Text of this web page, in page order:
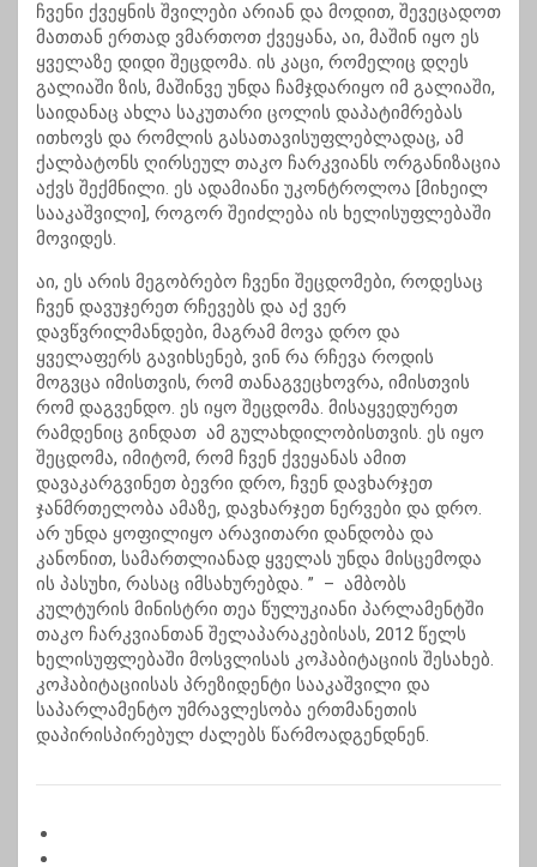
ჩვენი ქვეყნის შვილები არიან და მოდით, შევეცადოთ
მათთან ერთად ვმართოთ ქვეყანა, აი, მაშინ იყო ეს
ყველაზე დიდი შეცდომა. ის კაცი, რომელიც დღეს
გალიაში ზის, მაშინვე უნდა ჩამჯდარიყო იმ გალიაში,
საიდანაც ახლა საკუთარი ცოლის დაპატიმრებას
ითხოვს და რომლის გასათავისუფლებლადაც, ამ
ქალბატონს ღირსეულ თაკო ჩარკვიანს ორგანიზაცია
აქვს შექმნილი. ეს ადამიანი უკონტროლოა [მიხეილ
სააკაშვილი], როგორ შეიძლება ის ხელისუფლებაში
მოვიდეს.
აი, ეს არის მეგობრებო ჩვენი შეცდომები, როდესაც
ჩვენ დავუჯერეთ რჩევებს და აქ ვერ
დავწვრილმანდები, მაგრამ მოვა დრო და
ყველაფერს გავიხსენებ, ვინ რა რჩევა როდის
მოგვცა იმისთვის, რომ თანაგვეცხოვრა, იმისთვის
რომ დაგვენდო. ეს იყო შეცდომა. მისაყვედურეთ
რამდენიც გინდათ ამ გულახდილობისთვის. ეს იყო
შეცდომა, იმიტომ, რომ ჩვენ ქვეყანას ამით
დავაკარგვინეთ ბევრი დრო, ჩვენ დავხარჯეთ
ჯანმრთელობა ამაზე, დავხარჯეთ ნერვები და დრო.
არ უნდა ყოფილიყო არავითარი დანდობა და
კანონით, სამართლიანად ყველას უნდა მისცემოდა
ის პასუხი, რასაც იმსახურებდა. ” – ამბობს
კულტურის მინისტრი თეა წულუკიანი პარლამენტში
თაკო ჩარკვიანთან შელაპარაკებისას, 2012 წელს
ხელისუფლებაში მოსვლისას კოჰაბიტაციის შესახებ.
კოჰაბიტაციისას პრეზიდენტი სააკაშვილი და
საპარლამენტო უმრავლესობა ერთმანეთის
დაპირისპირებულ ძალებს წარმოადგენდნენ.